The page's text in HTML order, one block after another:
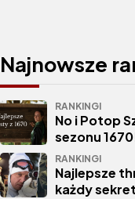
Najnowsze
RANKINGI
No i Potop
sezonu
RANKINGI
Najlepsze
każdy